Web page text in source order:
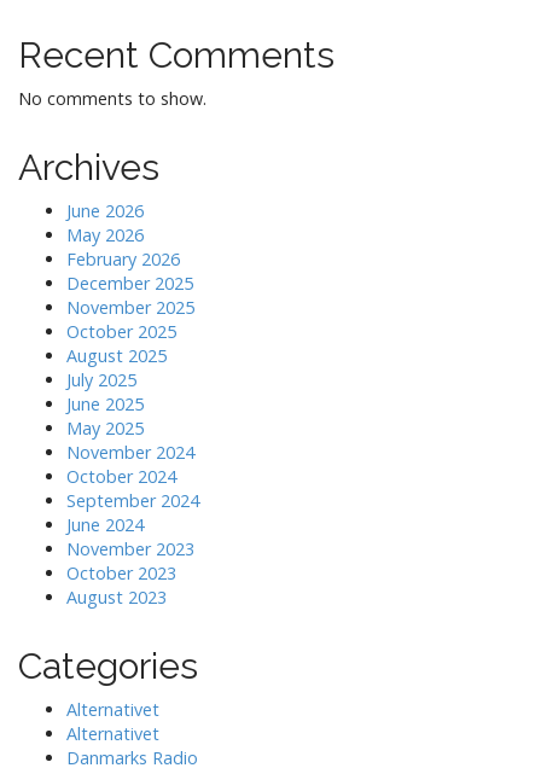
Recent Comments
No comments to show.
Archives
June 2026
May 2026
February 2026
December 2025
November 2025
October 2025
August 2025
July 2025
June 2025
May 2025
November 2024
October 2024
September 2024
June 2024
November 2023
October 2023
August 2023
Categories
Alternativet
Alternativet
Danmarks Radio